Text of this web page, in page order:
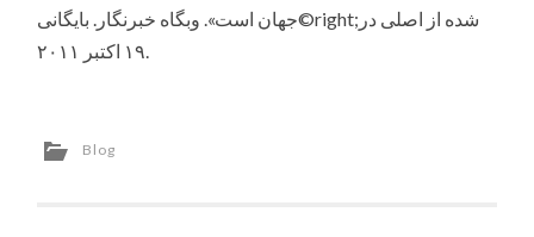
جهان است». وبگاه خبرنگار. بایگانی©right;شده از اصلی در
۱۹ اکتبر ۲۰۱۱.
Blog